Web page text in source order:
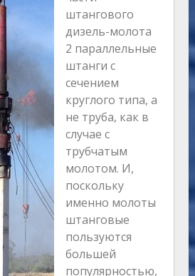
штангового
дизель-молота
2 параллельные
штанги с
сечением
круглого типа, а
не труба, как в
случае с
трубчатым
молотом. И,
поскольку
именно молоты
штанговые
пользуются
большей
популярностью,